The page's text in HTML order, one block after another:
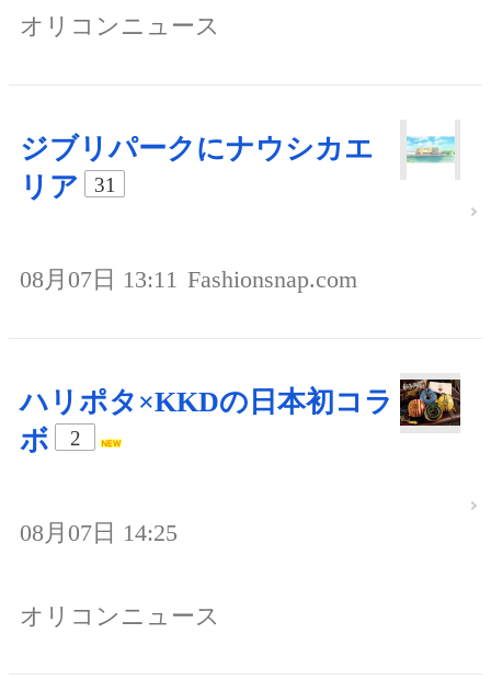
オリコンニュース
ジブリパークにナウシカエ
リア
31
08月07日 13:11 Fashionsnap.com
ハリポタ×KKDの日本初コラ
ボ
2
08月07日 14:25
オリコンニュース